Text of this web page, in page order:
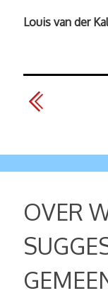
Louis van der
OVER